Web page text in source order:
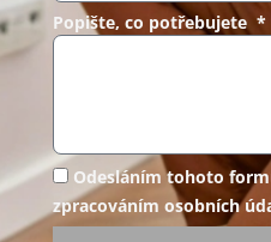
Popište, co potřebujete *
Odesláním tohoto
zpracováním osobních